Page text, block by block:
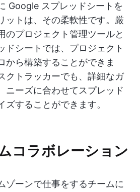
Google スプレッドシートを
ットは、その柔軟性です。厳
のプロジェクト管理ツールと
ドシートでは、プロジェクト
から構築することができま
クトラッカーでも、詳細なガ
ニーズに合わせてスプレッド
ズすることができます。
コラボレーション
ゾーンで仕事をするチームに